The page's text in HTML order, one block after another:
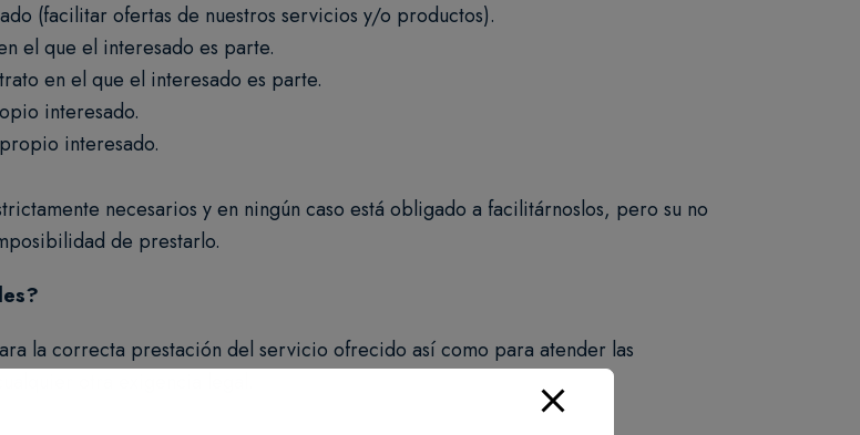
(facilitar ofertas de nuestros servicios y/o productos).
el que el interesado es parte.
en el que el interesado es parte.
interesado.
interesado.
necesarios y en ningún caso está obligado a facilitárnoslos, pero su no
de prestarlo.
la correcta prestación del servicio ofrecido así como para atender las
otra exigencia legal.